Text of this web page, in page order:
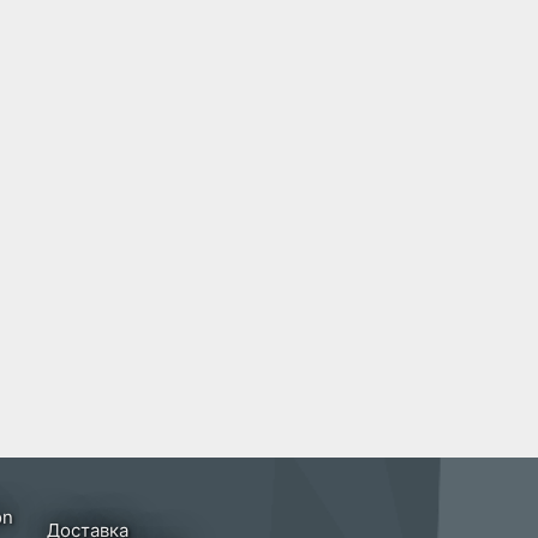
Доставка